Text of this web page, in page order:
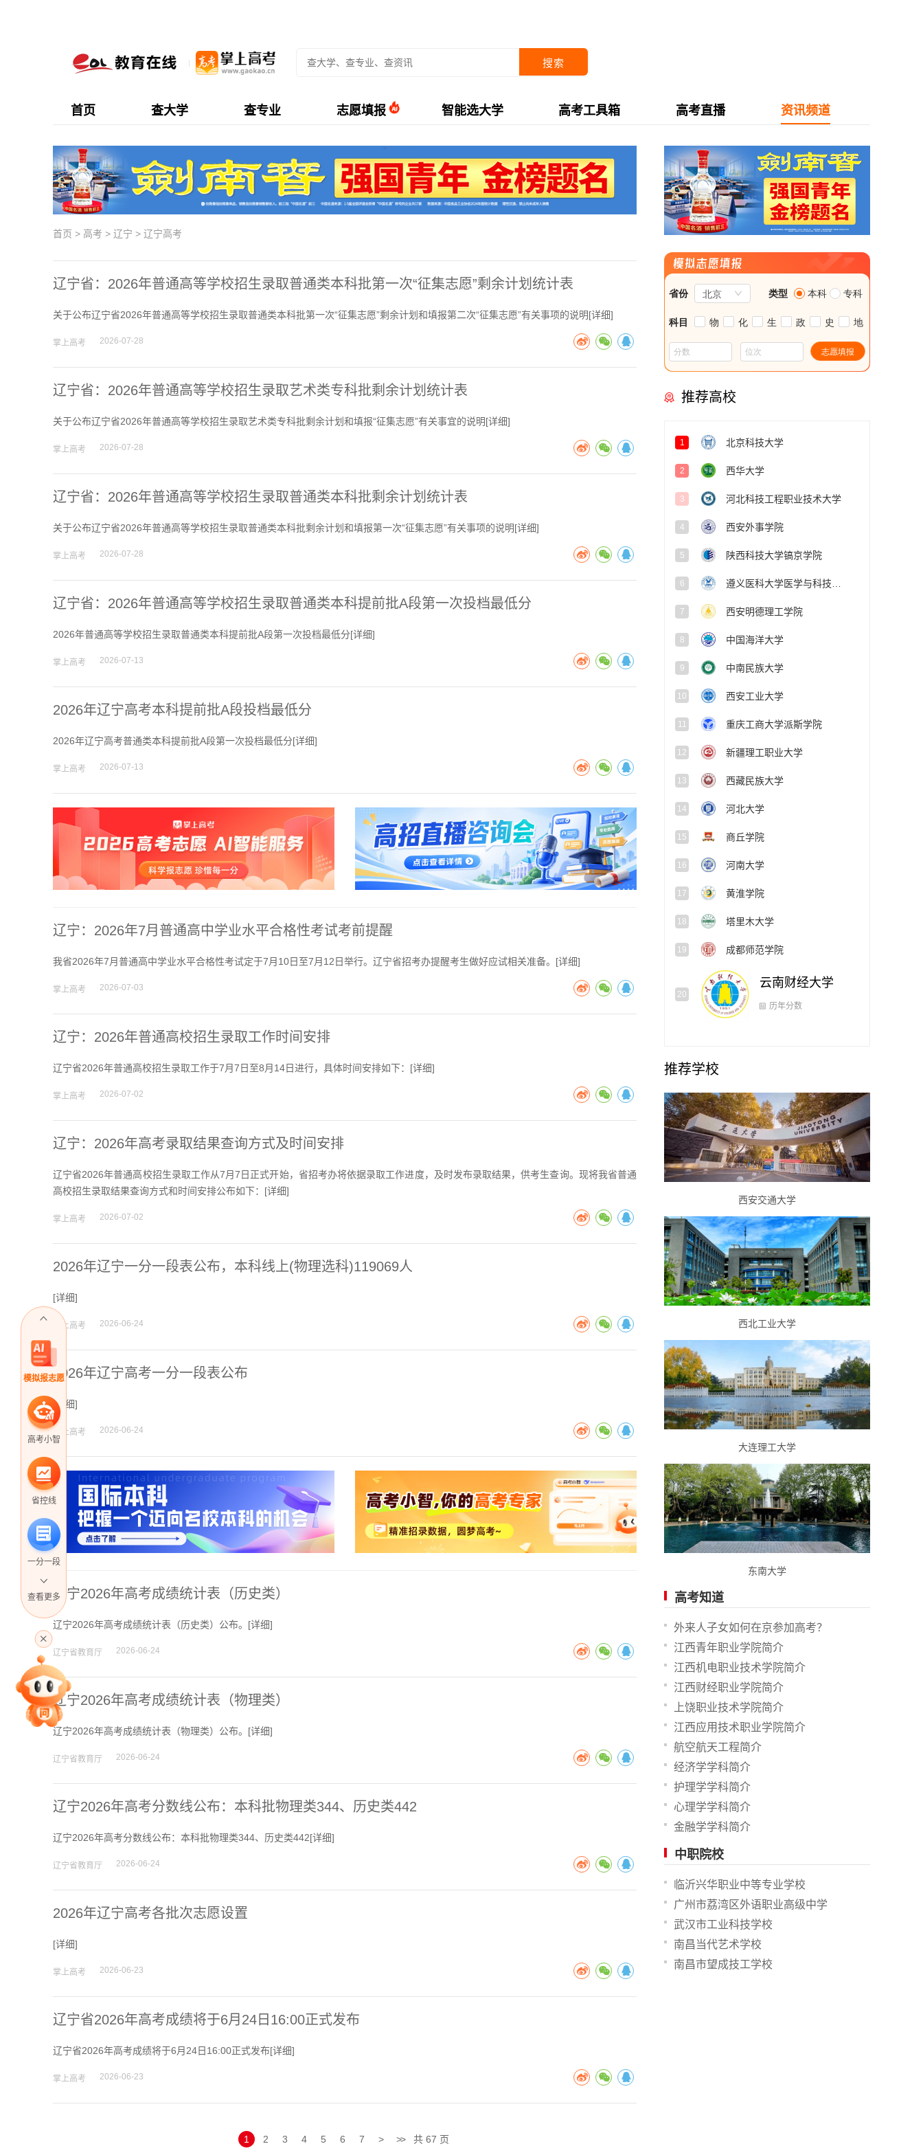
搜索
首页 查大学 查专业 志愿填报 智能选大学 高考工具箱 高考直播 资讯频道
模拟报志愿
高考小智
省控线
一分一段
高考直播
专家指导课
高考作文
高考估分
查看更多
首页 > 高考 > 辽宁 > 辽宁高考
辽宁省：2026年普通高等学校招生录取普通类本科批第一次“征集志愿”剩余计划统计表
关于公布辽宁省2026年普通高等学校招生录取普通类本科批第一次“征集志愿”剩余计划和填报第二次“征集志愿”有关事项的说明[详细]
掌上高考 2026-07-28
辽宁省：2026年普通高等学校招生录取艺术类专科批剩余计划统计表
关于公布辽宁省2026年普通高等学校招生录取艺术类专科批剩余计划和填报“征集志愿”有关事宜的说明[详细]
掌上高考 2026-07-28
辽宁省：2026年普通高等学校招生录取普通类本科批剩余计划统计表
关于公布辽宁省2026年普通高等学校招生录取普通类本科批剩余计划和填报第一次“征集志愿”有关事项的说明[详细]
掌上高考 2026-07-28
辽宁省：2026年普通高等学校招生录取普通类本科提前批A段第一次投档最低分
2026年普通高等学校招生录取普通类本科提前批A段第一次投档最低分[详细]
掌上高考 2026-07-13
2026年辽宁高考本科提前批A段投档最低分
2026年辽宁高考普通类本科提前批A段第一次投档最低分[详细]
掌上高考 2026-07-13
辽宁：2026年7月普通高中学业水平合格性考试考前提醒
我省2026年7月普通高中学业水平合格性考试定于7月10日至7月12日举行。辽宁省招考办提醒考生做好应试相关准备。[详细]
掌上高考 2026-07-03
辽宁：2026年普通高校招生录取工作时间安排
辽宁省2026年普通高校招生录取工作于7月7日至8月14日进行，具体时间安排如下：[详细]
掌上高考 2026-07-02
辽宁：2026年高考录取结果查询方式及时间安排
辽宁省2026年普通高校招生录取工作从7月7日正式开始，省招考办将依据录取工作进度，及时发布录取结果，供考生查询。现将我省普通
高校招生录取结果查询方式和时间安排公布如下：[详细]
掌上高考 2026-07-02
2026年辽宁一分一段表公布，本科线上(物理选科)119069人
[详细]
掌上高考 2026-06-24
2026年辽宁高考一分一段表公布
[详细]
掌上高考 2026-06-24
辽宁2026年高考成绩统计表（历史类）
辽宁2026年高考成绩统计表（历史类）公布。[详细]
辽宁省教育厅 2026-06-24
辽宁2026年高考成绩统计表（物理类）
辽宁2026年高考成绩统计表（物理类）公布。[详细]
辽宁省教育厅 2026-06-24
辽宁2026年高考分数线公布：本科批物理类344、历史类442
辽宁2026年高考分数线公布：本科批物理类344、历史类442[详细]
辽宁省教育厅 2026-06-24
2026年辽宁高考各批次志愿设置
[详细]
掌上高考 2026-06-23
辽宁省2026年高考成绩将于6月24日16:00正式发布
辽宁省2026年高考成绩将于6月24日16:00正式发布[详细]
掌上高考 2026-06-23
1 2 3 4 5 6 7 > >> 共 67 页
推荐高校
北京科技大学
2 西华大学
3 河北科技工程职业技术大学
4 西安外事学院
5 陕西科技大学镐京学院
6
7 西安明德理工学院
8 中国海洋大学
9 中南民族大学
10 西安工业大学
11 重庆工商大学派斯学院
12 新疆理工职业大学
13 西藏民族大学
14 河北大学
15 商丘学院
16 河南大学
17 黄淮学院
18 塔里木大学
成都师范学院
云南财经大学
推荐学校
西安交通大学
西北工业大学
大连理工大学
东南大学
高考知道
外来人子女如何在京参加高考？
江西青年职业学院简介
江西机电职业技术学院简介
江西财经职业学院简介
上饶职业技术学院简介
江西应用技术职业学院简介
航空航天工程简介
经济学学科简介
护理学学科简介
心理学学科简介
金融学学科简介
中职院校
临沂兴华职业中等专业学校
广州市荔湾区外语职业高级中学
武汉市工业科技学校
南昌当代艺术学校
南昌市望成技工学校